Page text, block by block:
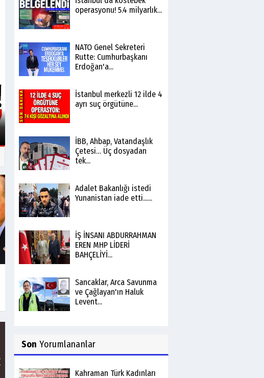
operasyonu! 5.4 milyarlık...
NATO Genel Sekreteri
Rutte: Cumhurbaşkanı
Erdoğan'a...
İstanbul merkezli 12 ilde 4
ayrı suç örgütüne...
İBB, Ahbap, Vatandaşlık
Çetesi… Üç dosyadan
tek...
Adalet Bakanlığı istedi
Yunanistan iade etti......
İŞ İNSANI ABDURRAHMAN
EREN MHP LİDERİ
BAHÇELİYİ...
Sancaklar, Arca Savunma
ve Çağlayan'ın Haluk
Levent...
Son Yorumlananlar
Kahraman Türk Kadınları